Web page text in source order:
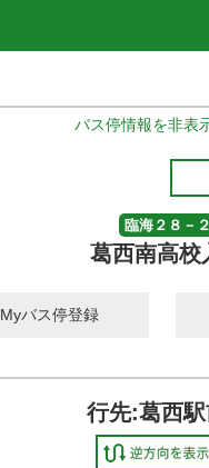
バス停情報を非表
臨海２８－２
葛西南高校
Myバス停登録
行先:葛西